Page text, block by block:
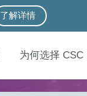
了解详情
为何选择 CSC